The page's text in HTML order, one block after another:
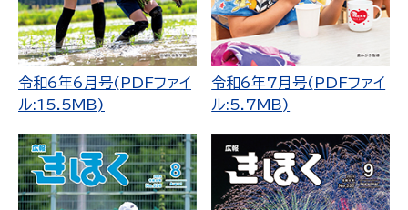
令和6年6月号(PDFファイ
ル:15.5MB)
令和6年7月号(PDFファイ
ル:5.7MB)